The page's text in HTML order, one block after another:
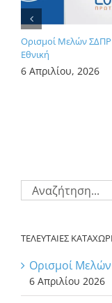
Ορισμοί Μελών ΣΔΠΡ
Εθνική
6 Απριλίου, 2026
Αναζήτηση
για:
ΤΕΛΕΥΤΑΙΕΣ
Ορισμοί Μελών
6 Απριλίου 2026